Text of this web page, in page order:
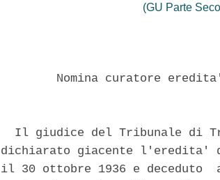
(GU Parte
Nomina curatore
Il giudice del Tribunale di
dichiarato giacente l'eredita'
il 30 ottobre 1936 e